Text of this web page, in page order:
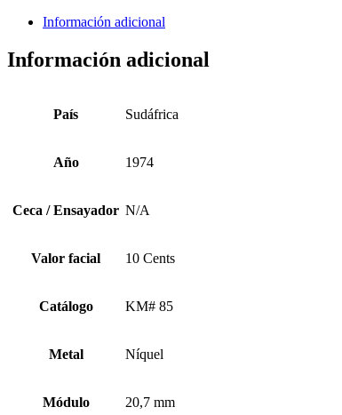
Cents
85
cantidad
Información adicional
Información adicional
País Sudáfrica
Año 1974
Ceca / Ensayador N/A
Valor facial 10 Cents
Catálogo KM# 85
Metal Níquel
Módulo 20,7 mm